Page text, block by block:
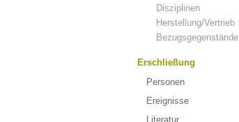
Disziplinen
Herstellung/Vertrieb
Bezugsgegenstände
Erschließung
Personen
Ereignisse
Literatur